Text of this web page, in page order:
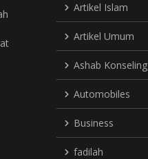
Artikel Islam
Artikel Umum
Ashab Konseling
Automobiles
Business
fadilah